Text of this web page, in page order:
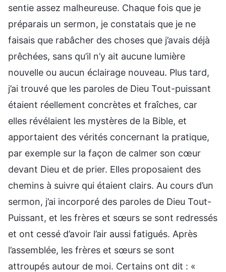
sentie assez malheureuse. Chaque fois que je
préparais un sermon, je constatais que je ne
faisais que rabâcher des choses que j’avais déjà
prêchées, sans qu’il n’y ait aucune lumière
nouvelle ou aucun éclairage nouveau. Plus tard,
j’ai trouvé que les paroles de Dieu Tout-puissant
étaient réellement concrètes et fraîches, car
elles révélaient les mystères de la Bible, et
apportaient des vérités concernant la pratique,
par exemple sur la façon de calmer son cœur
devant Dieu et de prier. Elles proposaient des
chemins à suivre qui étaient clairs. Au cours d’un
sermon, j’ai incorporé des paroles de Dieu Tout-
Puissant, et les frères et sœurs se sont redressés
et ont cessé d’avoir l’air aussi fatigués. Après
l’assemblée, les frères et sœurs se sont
attroupés autour de moi. Certains ont dit : «